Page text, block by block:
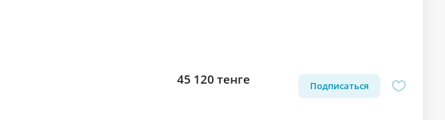
45 120 тенге Подписаться